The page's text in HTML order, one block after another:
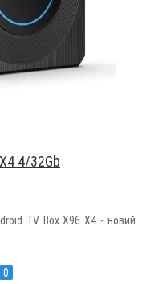
4/32Gb
TV Box X96 X4 - новий
0